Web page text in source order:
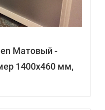
Матовый -
1400х460 мм,